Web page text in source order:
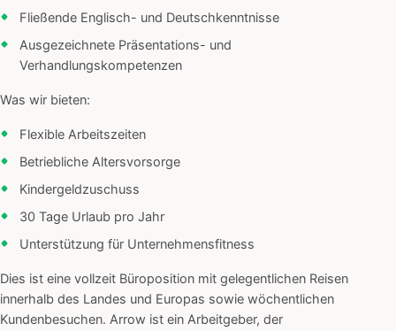
Fließende Englisch- und Deutschkenntnisse
Ausgezeichnete Präsentations- und
Verhandlungskompetenzen
Was wir bieten:
Flexible Arbeitszeiten
Betriebliche Altersvorsorge
Kindergeldzuschuss
30 Tage Urlaub pro Jahr
Unterstützung für Unternehmensfitness
Dies ist eine vollzeit Büroposition mit gelegentlichen Reisen
innerhalb des Landes und Europas sowie wöchentlichen
Kundenbesuchen. Arrow ist ein Arbeitgeber, der